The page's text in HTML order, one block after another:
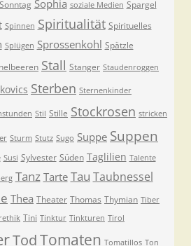
Sonntag Sophia soziale Medien Spargel
Spinnen Spiritualität Spirituelles
Splügen Sprossenkohl Spätzle
Stall Stanger Staudenroggen
Sterben Sternenkinder
Stil Stille Stockrosen stricken
Sturm Stutz Sugo Suppe Suppen
Susi Sylvester Süden Taglilien Talente
Tanz Tarte Tau Taubnessel
Thea Theater Thomas Thymian Tiber
Tini Tinktur Tinkturen Tirol
TodTomaten Tomatillos Ton